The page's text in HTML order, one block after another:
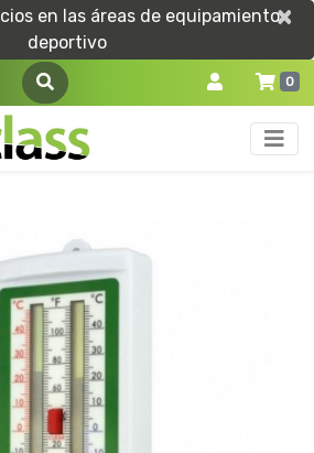
en las áreas de equipamiento
deportivo
×
×
0